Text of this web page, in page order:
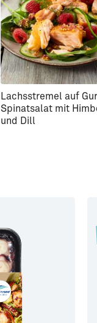
Lachsstremel auf
Spinatsalat mit
und Dill